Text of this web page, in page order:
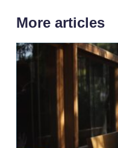
More articles